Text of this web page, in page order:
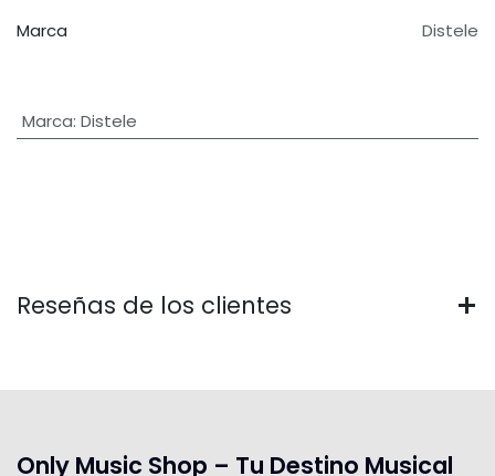
Marca Distele
Marca: Distele
Reseñas de los clientes
Only Music Shop – Tu Destino Musical